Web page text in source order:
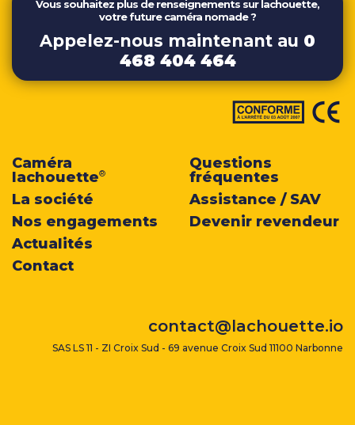
Vous souhaitez plus de renseignements sur lachouette,
votre future caméra nomade ?
Appelez-nous maintenant au 0
468 404 464
Caméra
lachouette®
La société
Nos engagements
Actualités
Contact
Questions
fréquentes
Assistance / SAV
Devenir revendeur
contact@lachouette.io
SAS LS 11 - ZI Croix Sud - 69 avenue Croix Sud 11100 Narbonne